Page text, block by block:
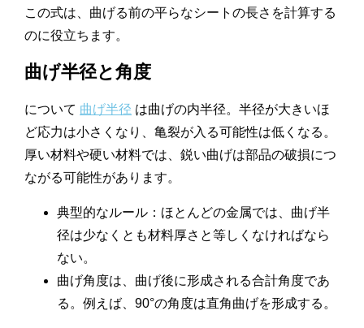
この式は、曲げる前の平らなシートの長さを計算する
のに役立ちます。
曲げ半径と角度
について 曲げ半径 は曲げの内半径。半径が大きいほ
ど応力は小さくなり、亀裂が入る可能性は低くなる。
厚い材料や硬い材料では、鋭い曲げは部品の破損につ
ながる可能性があります。
典型的なルール：ほとんどの金属では、曲げ半
径は少なくとも材料厚さと等しくなければなら
ない。
曲げ角度は、曲げ後に形成される合計角度であ
る。例えば、90°の角度は直角曲げを形成する。